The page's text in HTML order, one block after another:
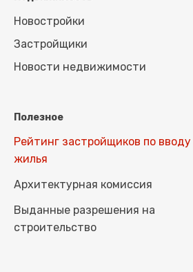
Новостройки
Застройщики
Новости недвижимости
Полезное
Рейтинг застройщиков по вводу
жилья
Архитектурная комиссия
Выданные разрешения на
строительство